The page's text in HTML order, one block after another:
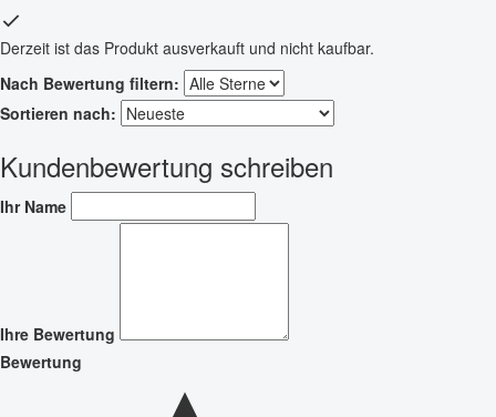
Derzeit ist das Produkt ausverkauft und nicht kaufbar.
Nach Bewertung filtern:
Sortieren nach:
Kundenbewertung schreiben
Ihr Name
Ihre Bewertung
Bewertung